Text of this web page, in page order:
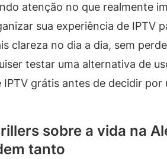
atenção no que realmente
sua experiência de IPTV
clareza no dia a dia, sem
testar uma alternativa de
grátis antes de decidir por
sobre a vida na
tanto